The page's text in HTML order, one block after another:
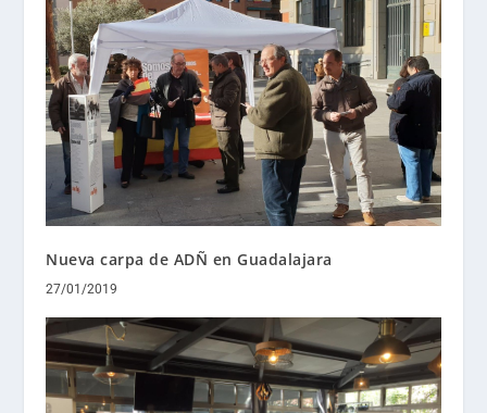
Nueva carpa de ADÑ en Guadalajara
27/01/2019